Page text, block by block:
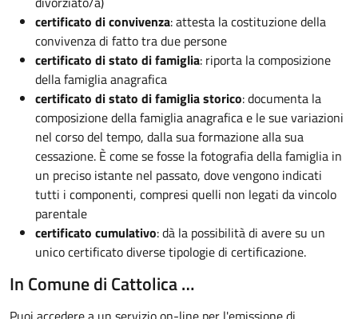
certificato di convivenza: attesta la costituzione della
convivenza di fatto tra due persone
certificato di stato di famiglia: riporta la composizione
della famiglia anagrafica
certificato di stato di famiglia storico: documenta la
composizione della famiglia anagrafica e le sue variazioni
nel corso del tempo, dalla sua formazione alla sua
cessazione. È come se fosse la fotografia della famiglia in
un preciso istante nel passato, dove vengono indicati
tutti i componenti, compresi quelli non legati da vincolo
parentale
certificato cumulativo: dà la possibilità di avere su un
unico certificato diverse tipologie di certificazione.
In Comune di Cattolica …